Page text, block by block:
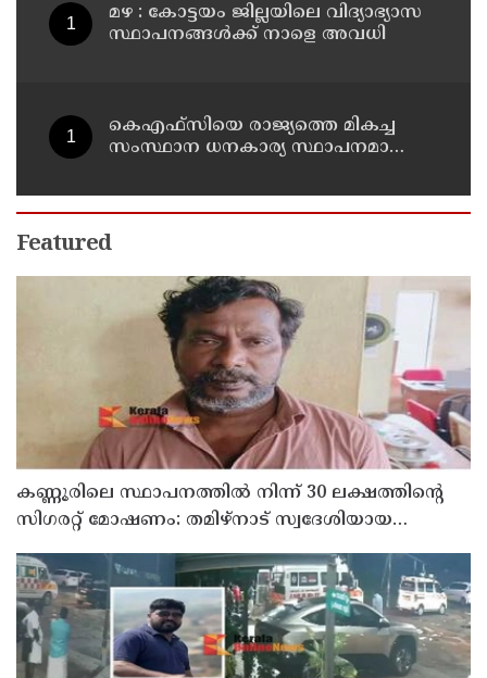
മഴ : കോട്ടയം ജില്ലയിലെ വിദ്യാഭ്യാസ
സ്ഥാപനങ്ങൾക്ക് നാളെ അവധി
കെഎഫ്‌സിയെ രാജ്യത്തെ മികച്ച
സംസ്ഥാന ധനകാര്യ സ്ഥാപനമാക്കും:
Featured
കണ്ണൂരിലെ സ്ഥാപനത്തിൽ നിന്ന് 30 ലക്ഷത്തിന്റെ
സിഗരറ്റ് മോഷണം: തമിഴ്‌നാട് സ്വദേശിയായ